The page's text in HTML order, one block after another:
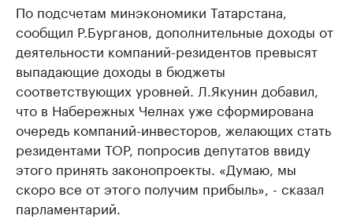
По подсчетам минэкономики Татарстана,
сообщил Р.Бурганов, дополнительные доходы от
деятельности компаний-резидентов превысят
выпадающие доходы в бюджеты
соответствующих уровней. Л.Якунин добавил,
что в Набережных Челнах уже сформирована
очередь компаний-инвесторов, желающих стать
резидентами ТОР, попросив депутатов ввиду
этого принять законопроекты. «Думаю, мы
скоро все от этого получим прибыль», - сказал
парламентарий.